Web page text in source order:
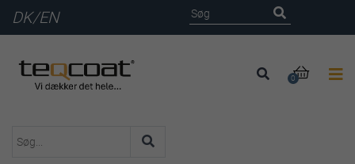
DK/EN

0